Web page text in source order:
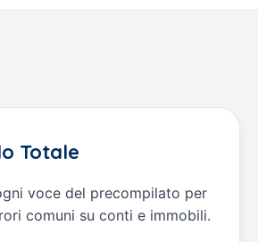
Totale
voce del precompilato per
comuni su conti e immobili.